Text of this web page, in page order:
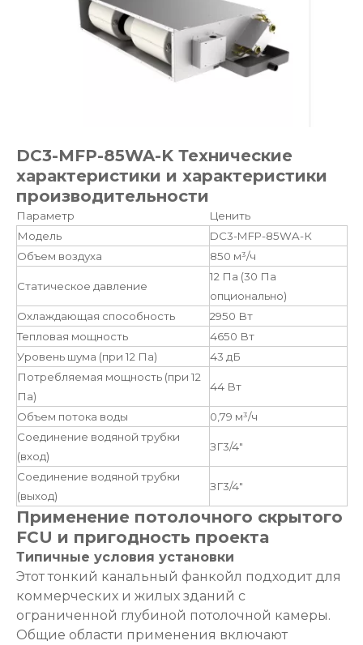
DC3-MFP-85WA-K Технические
характеристики и характеристики
производительности
Параметр
Ценить
Модель
DC3-MFP-85WA-К
Объем воздуха
850 м³/ч
Статическое давление
12 Па (30 Па
опционально)
Охлаждающая способность
2950 Вт
Тепловая мощность
4650 Вт
Уровень шума (при 12 Па)
43 дБ
Потребляемая мощность (при 12
Па)
44 Вт
Объем потока воды
0,79 м³/ч
Соединение водяной трубки
(вход)
ЗГ3/4"
Соединение водяной трубки
(выход)
ЗГ3/4"
Применение потолочного скрытого
FCU и пригодность проекта
Типичные условия установки
Этот тонкий канальный фанкойл подходит для
коммерческих и жилых зданий с
ограниченной глубиной потолочной камеры.
Общие области применения включают